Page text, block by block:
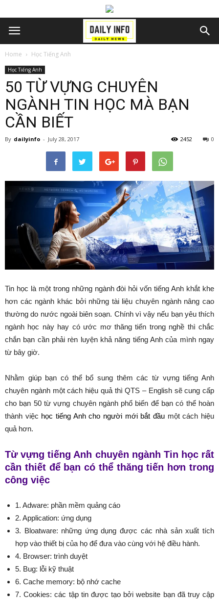
Home Học Tiếng Anh
Học Tiếng Anh
50 TỪ VỰNG CHUYÊN
NGÀNH TIN HỌC MÀ BẠN
CẦN BIẾT
By dailyinfo - July 28, 2017 0
2452
Tin học là một trong những ngành đòi hỏi vốn tiếng Anh khắt khe
hơn các ngành khác bởi những tài liệu chuyên ngành nâng cao
thường do nước ngoài biên soạn. Chính vì vậy nếu bạn yêu thích
ngành học này hay có ước mơ thăng tiến trong nghề thì chắc
chắn bạn cần phải rèn luyện khả năng tiếng Anh của mình ngay
từ bây giờ.
Nhằm giúp bạn có thể bổ sung thêm các từ vựng tiếng Anh
chuyên ngành một cách hiệu quả thì QTS – English sẽ cung cấp
cho bạn 50 từ vựng chuyên ngành phổ biến để bạn có thể hoàn
thành việc học tiếng Anh cho người mới bắt đầu một cách hiệu
quả hơn.
Từ vựng tiếng Anh chuyên ngành Tin học rất
cần thiết để bạn có thể thăng tiến hơn trong
công việc
1. Adware: phần mềm quảng cáo
2. Application: ứng dụng
3. Bloatware: những ứng dụng được các nhà sản xuất tích
hợp vào thiết bị của họ để đưa vào cùng với hệ điều hành.
4. Browser: trình duyệt
5. Bug: lỗi kỹ thuật
6. Cache memory: bộ nhớ cache
7. Cookies: các tập tin được tạo bởi website bạn đã truy cập